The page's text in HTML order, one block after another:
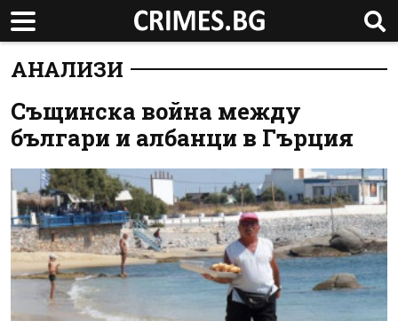
АНАЛИЗИ
Същинска война между
българи и албанци в Гърция